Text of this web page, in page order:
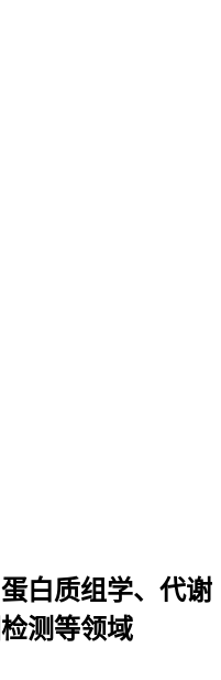
白质组学、代谢
测等领域